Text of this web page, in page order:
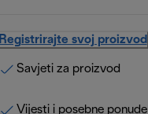
Registrirajte svoj proizvod
Savjeti za proizvod
Vijesti i posebne ponude